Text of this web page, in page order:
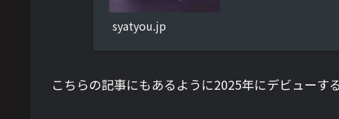
syatyou.jp
こちらの記事にもあるように2025年にデビューす